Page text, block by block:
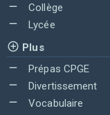
Collège
Lycée
Plus
Prépas CPGE
Divertissement
Vocabulaire